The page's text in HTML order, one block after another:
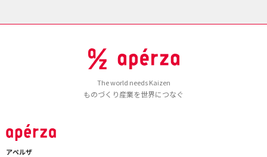
The world needs Kaizen
ものづくり産業を世界につなぐ
アペルザ